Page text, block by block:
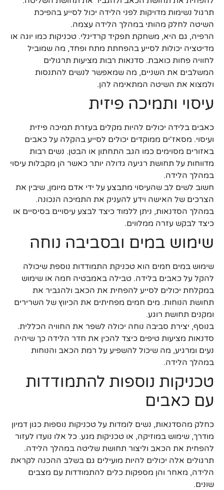
תרגול נשימות מדויקות לפני הלידה יכול לסייע בהפיכת
השיטה לחלק מהותי במהלך הלידה עצמה.
הרפיה, גם היא, משחקת תפקיד קרדינלי. טכניקות כמו יוגה או
מדיטציה יכולות לסייע בהפחתת מתח ופחד, מה שמוביל
לחוויה פחות כואבת. סדנאות רבות מציעות תרגולים
המשלבים את השניים, מה שמאפשר לנשים להתנסות
ולמצוא את השיטה המתאימה להן.
עיסוי ותמיכה פיזית
כאבים בלידה יכולים להיות מקלים בעזרת תמיכה פיזית
ועיסוי. מסאז'ים ממוקדים יכולים לסייע בהקלה על כאבים
באזורים מסוימים כמו הגב התחתון או הבטן. נשים רבות
מדווחות על תחושת רגיעה גדולה יותר כאשר הן מקבלות עיסוי
במהלך הלידה.
חשוב לשים לב שהעיסוי מתבצע על ידי אדם מיומן, שיבין את
הצרכים של האישה וידע להעניק את התמיכה הנכונה.
במהלך הסדנאות, ניתן ללמוד כיצד לבצע עיסויים בסיסיים או
כיצד לבקש עזרה ממלווים.
שימוש במים ובסביבה נוחה
שימוש במים חמים הוא טכניקת התמודדות נוספת שיכולה
להקל על כאבים בלידה. טבילה באמבטיה חמה או שימוש
במקלחת יכולים לסייע להפחית את הכאב ולהגביר את
תחושת הנוחות. מים חמים מפחיתים את הכיווץ של השרירים
ומקנים תחושת רוגע.
בנוסף, יצירת סביבה נוחה יכולה לשפר את החוויה הכללית.
סדנאות מציעות טיפים כיצד להכין את חדר הלידה כך שיהיה
נעים ומרגיע, מה שיכול להשפיע על רמת הכאב והנוחות
במהלך הלידה.
טכניקות נוספות להתמודדות
עם כאבים
כחלק מהסדנאות, נשים לומדות על טכניקות נוספות כגון דמיון
מודרך, שימוש במוזיקה, או טכניקות מגע. כל אלו נועדו לעזור
להפחית את הכאב וליצור תחושת שליטה במהלך הלידה.
תרגולים אלה יכולים להיות מועילים גם בשלב ההכנה לקראת
הלידה, מאחר והן מספקות כלים להתמודדות עם מצבים
שונים.